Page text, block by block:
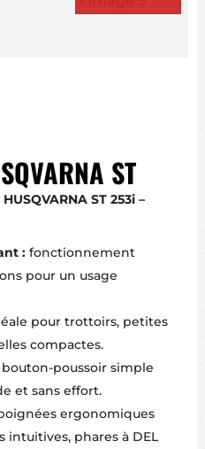
ST
ST 253i –
: fonctionnement
pour un usage
pour trottoirs, petites
compactes.
bouton-poussoir simple
et sans effort.
ergonomiques
intuitives, phares à DEL